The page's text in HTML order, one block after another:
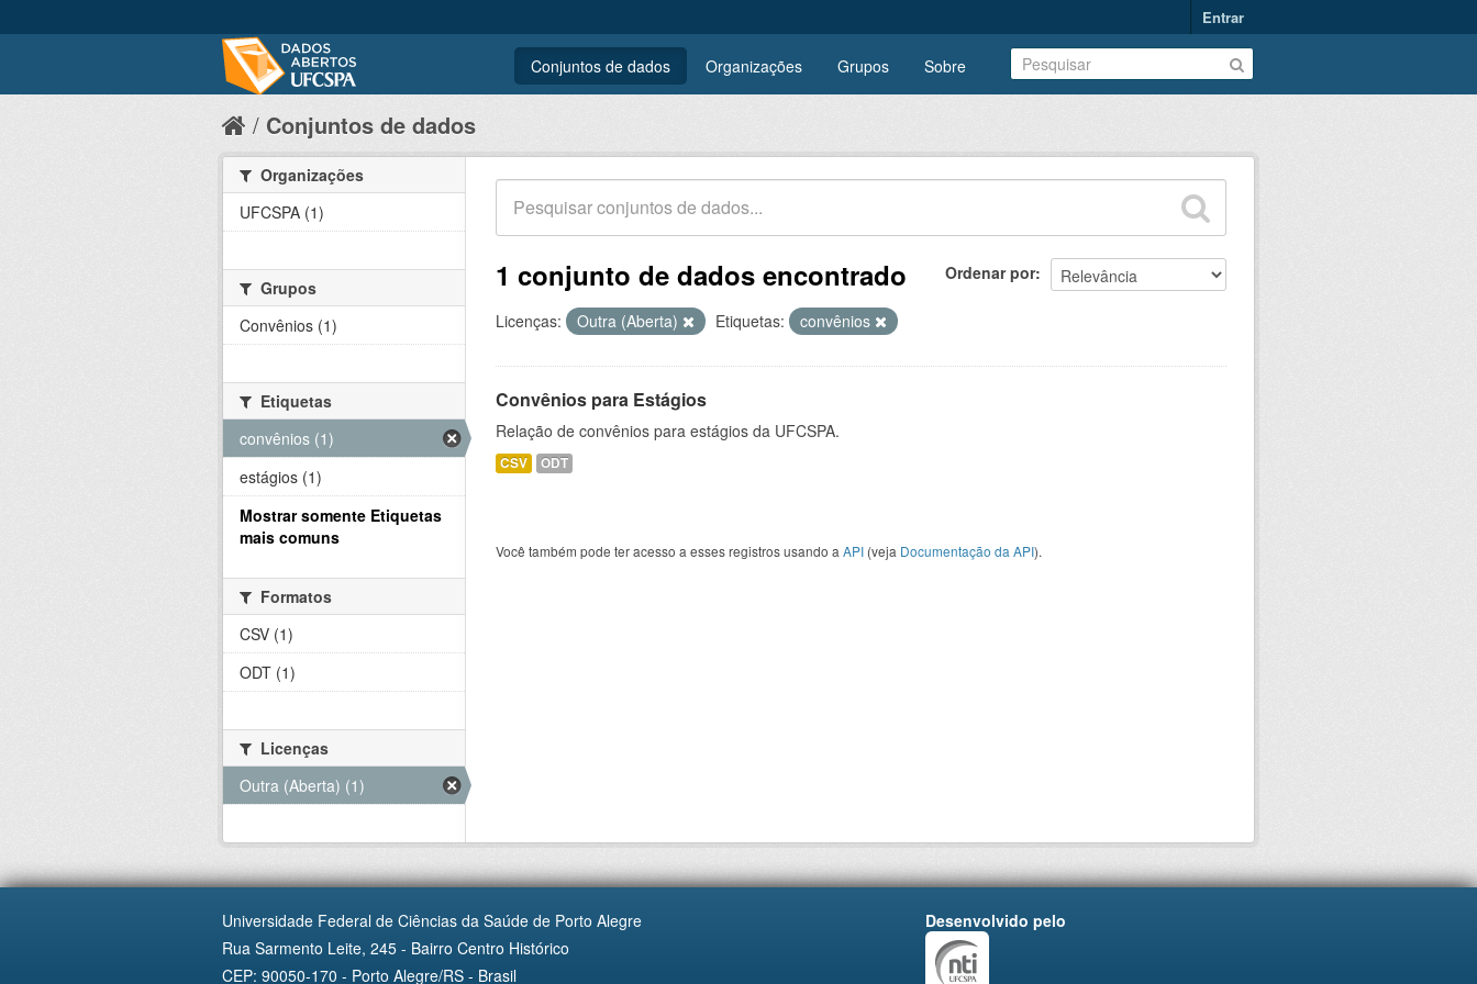
Entrar
Conjuntos de dados Organizações Grupos Sobre
Conjuntos de dados
Ordenar por
1 conjunto de dados encontrado
Licenças: Outra (Aberta) Etiquetas: convênios
Convênios para Estágios
Relação de convênios para estágios da UFCSPA.
CSV ODT
Você também pode ter acesso a esses registros usando a API (veja Documentação da API).
Organizações
UFCSPA (1)
Grupos
Convênios (1)
Etiquetas
convênios (1)
estágios (1)
Mostrar somente Etiquetas
mais comuns
Formatos
CSV (1)
ODT (1)
Licenças
Outra (Aberta) (1)
Universidade Federal de Ciências da Saúde de Porto Alegre
Rua Sarmento Leite, 245 - Bairro Centro Histórico
CEP: 90050-170 - Porto Alegre/RS - Brasil
Desenvolvido pelo